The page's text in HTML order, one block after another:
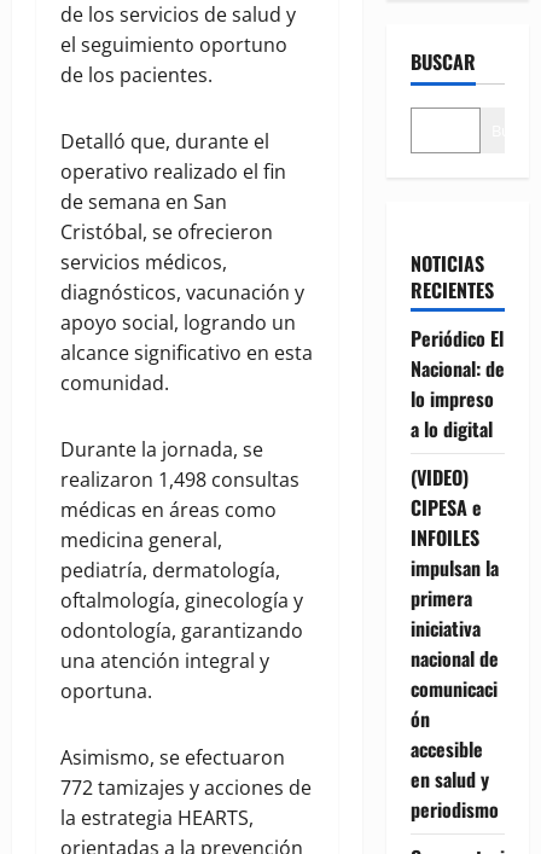
de los servicios de salud y
el seguimiento oportuno
de los pacientes.
Detalló que, durante el
operativo realizado el fin
de semana en San
Cristóbal, se ofrecieron
servicios médicos,
diagnósticos, vacunación y
apoyo social, logrando un
alcance significativo en esta
comunidad.
Durante la jornada, se
realizaron 1,498 consultas
médicas en áreas como
medicina general,
pediatría, dermatología,
oftalmología, ginecología y
odontología, garantizando
una atención integral y
oportuna.
Asimismo, se efectuaron
772 tamizajes y acciones de
la estrategia HEARTS,
orientadas a la prevención
BUSCAR
NOTICIAS
RECIENTES
Periódico El
Nacional: de
lo impreso
a lo digital
(VIDEO)
CIPESA e
INFOILES
impulsan la
primera
iniciativa
nacional de
comunicaci
ón
accesible
en salud y
periodismo